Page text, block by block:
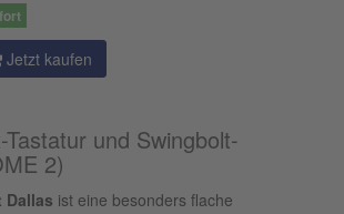
Jetzt kaufen
Tastatur und Swingbolt-
2)
Dallas ist eine besonders flache